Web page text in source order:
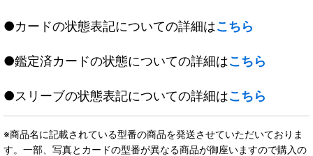
●カードの状態表記についての詳細はこちら
●鑑定済カードの状態についての詳細はこちら
●スリーブの状態表記についての詳細はこちら
※商品名に記載されている型番の商品を発送させていただいておりま
す。一部、写真とカードの型番が異なる商品が御座いますので購入の